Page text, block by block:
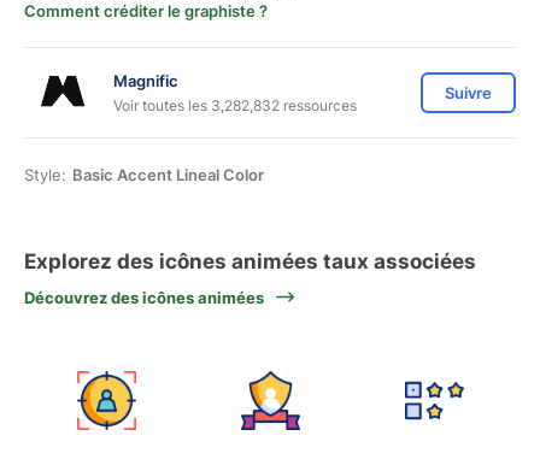
Comment créditer le graphiste ?
Magnific
Voir toutes les 3,282,832 ressources
Suivre
Style: Basic Accent Lineal Color
Explorez des icônes animées taux associées
Découvrez des icônes animées